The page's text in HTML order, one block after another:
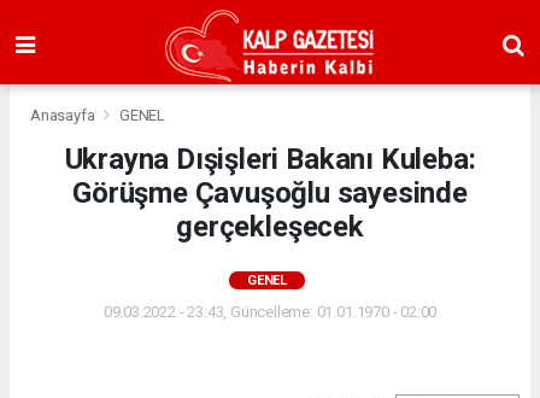
Anasayfa GENEL
Ukrayna Dışişleri Bakanı Kuleba:
Görüşme Çavuşoğlu sayesinde
gerçekleşecek
GENEL
09.03.2022 - 23:43, Güncelleme: 01.01.1970 - 02:00